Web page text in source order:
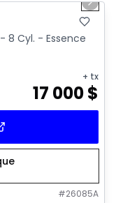
Next
8 Cyl. - Essence
+ tx
17 000$
#26085A